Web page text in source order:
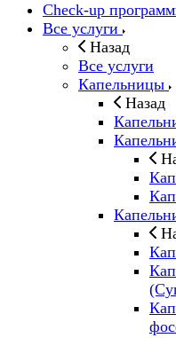
Check-up
Все услуги
Назад
Все услуги
Капельницы
Назад